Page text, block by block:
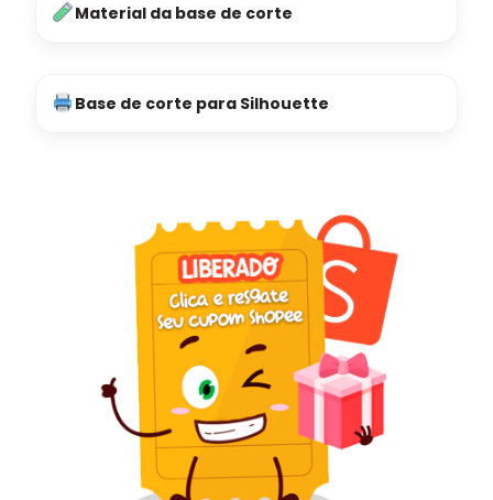
Material da base de corte
Base de corte para Silhouette